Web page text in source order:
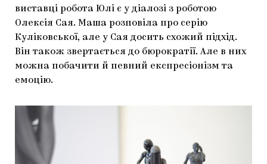
виставці робота Юлі є у діалозі з роботою
Олексія Сая. Маша розповіла про серію
Куліковської, але у Сая досить схожий підхід.
Він також звертається до бюрократії. Але в них
можна побачити й певний експресіонізм та
емоцію.